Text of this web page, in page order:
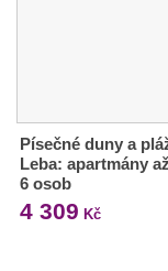
Písečné duny a
Leba: apartmány
6 osob
4 309 Kč